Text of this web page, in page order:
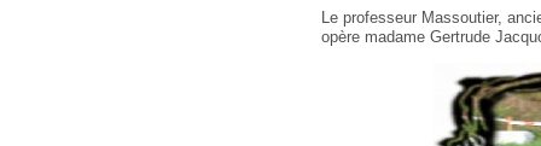
Le professeur Massoutier,
opère madame Gertrude